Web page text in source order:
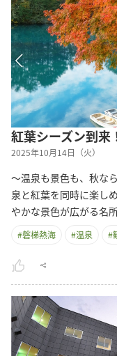
紅葉シーズン到来
2025年10月14日（火）
～温泉も景色も、秋な
泉と紅葉を同時に楽し
やかな景色が広がる名
#磐梯熱海 #温泉 #